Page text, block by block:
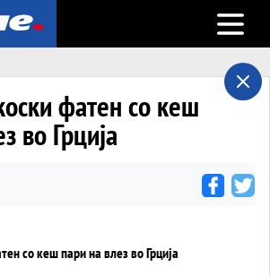
Open
фатен со кеш
во Грција